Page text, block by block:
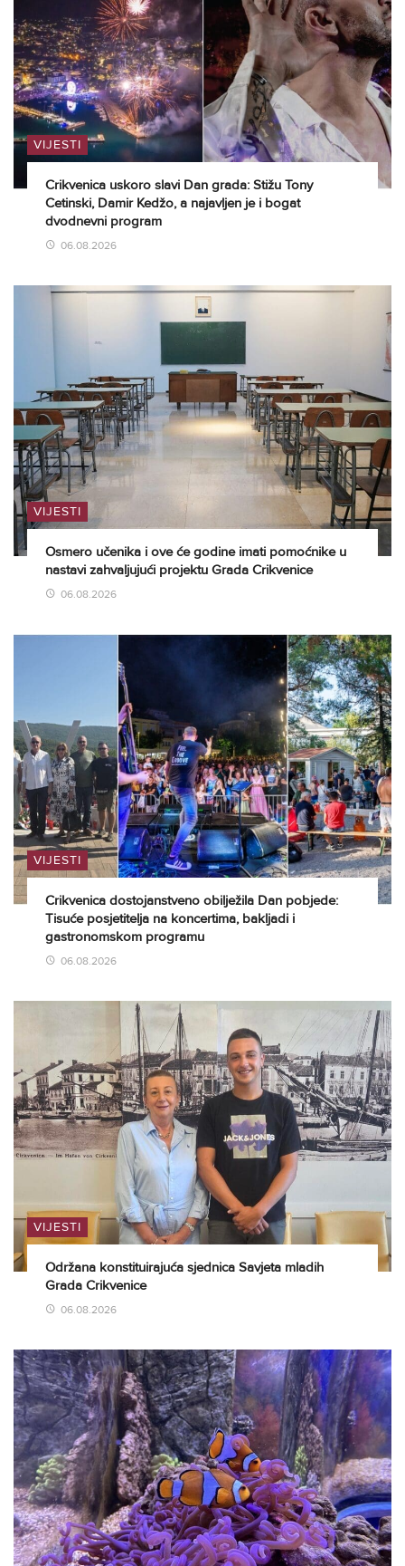
VIJESTI
Crikvenica uskoro slavi Dan grada: Stižu Tony
Cetinski, Damir Kedžo, a najavljen je i bogat
dvodnevni program
06.08.2026
VIJESTI
Osmero učenika i ove će godine imati pomoćnike u
nastavi zahvaljujući projektu Grada Crikvenice
06.08.2026
VIJESTI
Crikvenica dostojanstveno obilježila Dan pobjede:
Tisuće posjetitelja na koncertima, bakljadi i
gastronomskom programu
06.08.2026
VIJESTI
Održana konstituirajuća sjednica Savjeta mladih
Grada Crikvenice
06.08.2026